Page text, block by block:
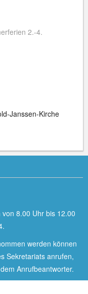
2.-4.
Janssen-Kirche
8.00 Uhr bis 12.00
werden können
Sekretariats anrufen,
Anrufbeantworter.